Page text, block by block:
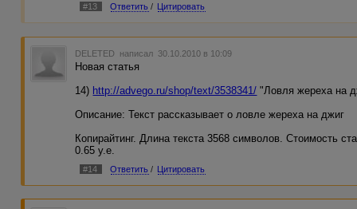
#13 Ответить / Цитировать
DELETED написал 30.10.2010 в 10:09
Новая статья
14) http://advego.ru/shop/text/3538341/ "Ловля жереха на
Описание: Текст рассказывает о ловле жереха на джиг
Копирайтинг. Длина текста 3568 символов. Стоимость
0.65 у.е.
#14 Ответить / Цитировать